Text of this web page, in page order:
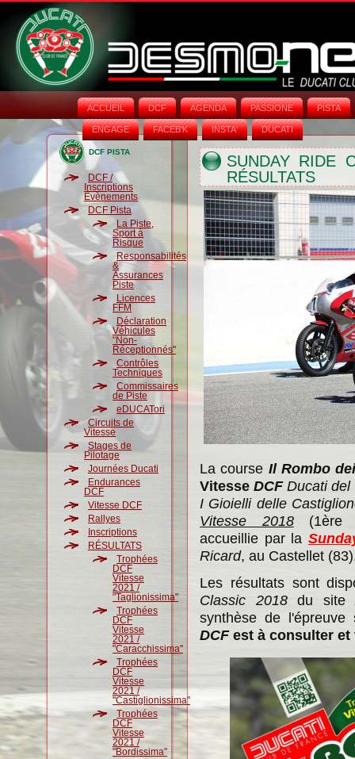
ACCUEIL DCF AGENDA PASSIONE PISTA
ENGAGE FACEB'K INSTA‘ DUCATI
DCF PISTA
DCF /
Inscriptions
Évènements
DCF Pista
La Piste,
Sport à
Risque
Responsabilités
&
Assurances
Piste
Licences
FFM
Déclaration
Véhicules
"Non-
Réceptionnés"
Contrôles
Techniques
Commissaires
de Piste
eDUCATori
Circuits de
Vitesse
Stages de
Pilotage
Journées Ducati
Endurances
DCF
Vitesse DCF
Rallyes
Inscriptions
RÉSULTATS
Trophées
DCF
Vitesse
2021 /
"Taglionissima"
Trophées
DCF
Vitesse
2021 /
"Caracchissima"
Trophées
DCF
Vitesse
2021 /
"Castiglionissima"
Trophées
DCF
Vitesse
2021 /
"Bordissima"
SUNDAY RIDE
RÉSULTATS
La course Il Rombo
Vitesse DCF Ducati del
I Gioielli delle
Vitesse 2018(1ère
accueillie par la
Ricard, au Castellet
Les résultats sont
Classic 2018du site
synthèse de
DCFest à consulter et